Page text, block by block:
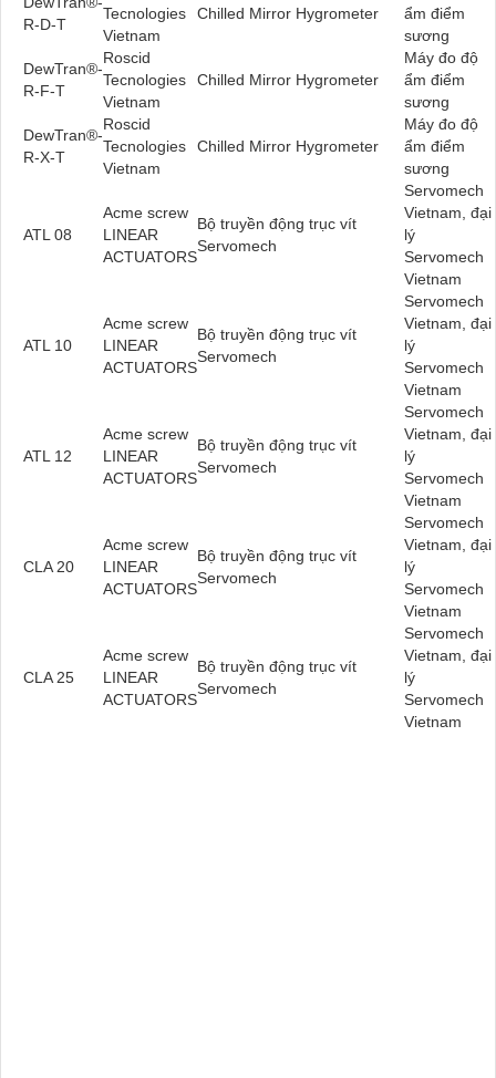
R-D-T
Tecnologies
Vietnam
Chilled Mirror Hygrometer
ẩm điểm
sương
DewTran®-
R-F-T
Roscid
Tecnologies
Vietnam
Chilled Mirror Hygrometer
Máy đo độ
ẩm điểm
sương
DewTran®-
R-X-T
Roscid
Tecnologies
Vietnam
Chilled Mirror Hygrometer
Máy đo độ
ẩm điểm
sương
ATL 08
Acme screw
LINEAR
ACTUATORS
Bộ truyền động trục vít
Servomech
Servomech
Vietnam, đại
lý
Servomech
Vietnam
ATL 10
Acme screw
LINEAR
ACTUATORS
Bộ truyền động trục vít
Servomech
Servomech
Vietnam, đại
lý
Servomech
Vietnam
ATL 12
Acme screw
LINEAR
ACTUATORS
Bộ truyền động trục vít
Servomech
Servomech
Vietnam, đại
lý
Servomech
Vietnam
CLA 20
Acme screw
LINEAR
ACTUATORS
Bộ truyền động trục vít
Servomech
Servomech
Vietnam, đại
lý
Servomech
Vietnam
CLA 25
Acme screw
LINEAR
ACTUATORS
Bộ truyền động trục vít
Servomech
Servomech
Vietnam, đại
lý
Servomech
Vietnam